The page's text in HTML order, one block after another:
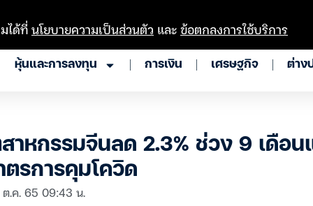
หุ้นและการลงทุน การเงิน เศรษฐกิจ ต่าง
าหกรรมจีนลด 2.3% ช่วง 9 เดือน
รการคุมโควิด
.ค. 65 09:43 น.
ได้ที่นโยบายความเป็นส่วนตัว และข้อตกลงการใช้บริการ